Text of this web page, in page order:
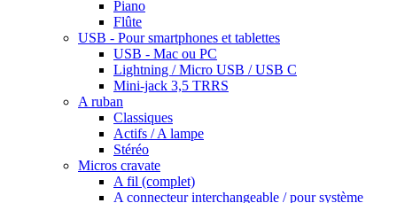
Piano
Flûte
USB - Pour smartphones et tablettes
USB - Mac ou PC
Lightning / Micro USB / USB C
Mini-jack 3,5 TRRS
A ruban
Classiques
Actifs / A lampe
Stéréo
Micros cravate
A fil (complet)
A connecteur interchangeable / pour système